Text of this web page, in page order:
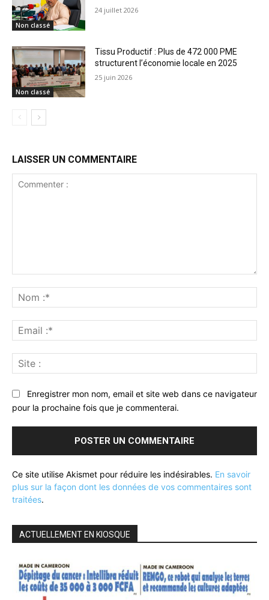
Non classé
24 juillet 2026
Non classé
Tissu Productif : Plus de 472 000 PME
structurent l’économie locale en 2025
25 juin 2026
LAISSER UN COMMENTAIRE
:*
:*
:
Enregistrer mon nom, email et site web dans ce navigateur
pour la prochaine fois que je commenterai.
Ce site utilise Akismet pour réduire les indésirables. En savoir
plus sur la façon dont les données de vos commentaires sont
traitées.
ACTUELLEMENT EN KIOSQUE